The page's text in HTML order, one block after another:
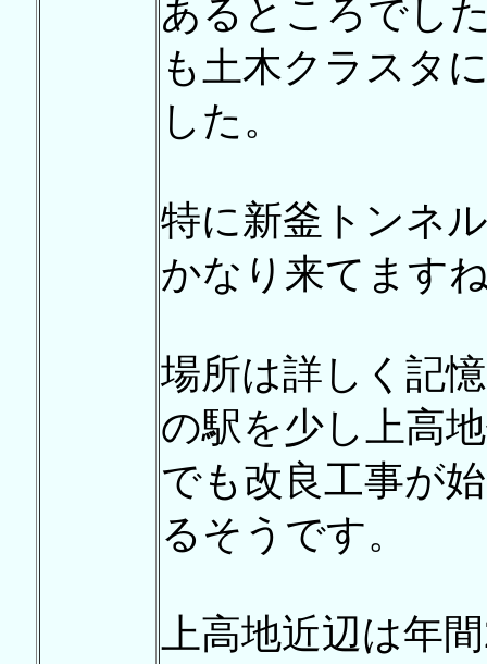
あるところでし
も土木クラスタ
した。
特に新釜トンネ
かなり来てます
場所は詳しく記
の駅を少し上高
でも改良工事が
るそうです。
上高地近辺は年